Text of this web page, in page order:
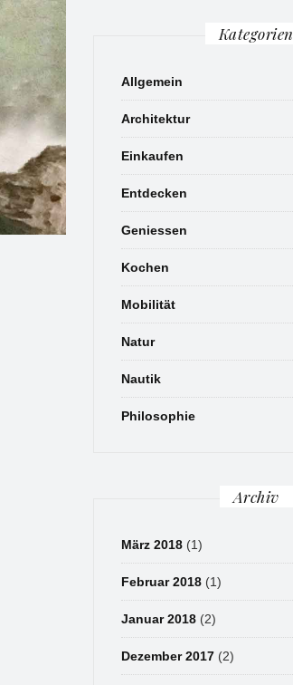
Kategorien
Allgemein
Architektur
Einkaufen
Entdecken
Geniessen
Kochen
Mobilität
Natur
Nautik
Philosophie
Archiv
März 2018 (1)
Februar 2018 (1)
Januar 2018 (2)
Dezember 2017 (2)